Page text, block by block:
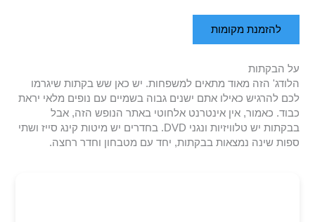
להזמנת מקומות
על הבקתות
הלודג' הזה מאוד מתאים למשפחות. יש כאן שש בקתות שיגרמו
לכם להרגיש כאילו אתם ישנים גבוה בשמיים עם נופים מלאי יראת
כבוד. כאמור, אין אינטרנט אלחוטי באתר הנופש הזה, אבל
בבקתות יש טלוויזיות ונגני DVD. בחדרים יש מיטות קינג סייז ושתי
ספות שינה נמצאות בבקתות, יחד עם מטבחון וחדר רחצה.